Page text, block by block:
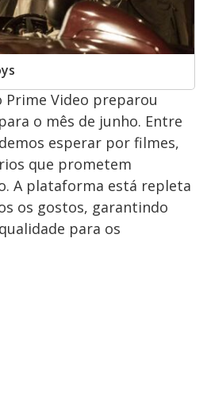
Prime Video preparou
o mês de junho. Entre
esperar por filmes,
que prometem
A plataforma está repleta
os gostos, garantindo
para os